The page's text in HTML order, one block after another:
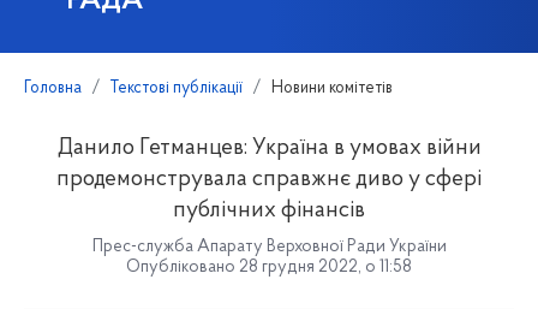
Головна Текстові публікації Новини комітетів
Данило Гетманцев: Україна в умовах війни
продемонструвала справжнє диво у сфері
публічних фінансів
Прес-служба Апарату Верховної Ради України
Опубліковано 28 грудня 2022, о 11:58